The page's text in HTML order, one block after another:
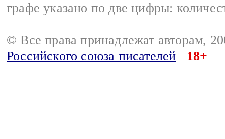
графе указано по две цифры:
© Все права принадлежат авторам,
Российского союза писателей
18+